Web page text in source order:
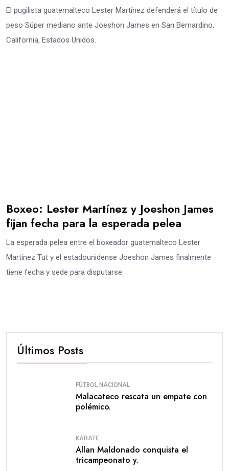
El pugilista guatemalteco Lester Martínez defenderá el título de
peso Súper mediano ante Joeshon James en San Bernardino,
California, Estados Unidos.
Boxeo: Lester Martínez y Joeshon James
fijan fecha para la esperada pelea
La esperada pelea entre el boxeador guatemalteco Lester
Martínez Tut y el estadounidense Joeshon James finalmente
tiene fecha y sede para disputarse.
Últimos Posts
FÚTBOL NACIONAL
Malacateco rescata un empate con
polémico.
KARATE
Allan Maldonado conquista el
tricampeonato y.